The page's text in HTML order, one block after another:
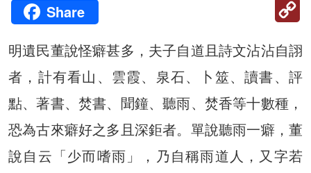
Share
明遺民董說怪癖甚多，夫子自道且詩文沾沾自詡
者，計有看山、雲霞、泉石、卜筮、讀書、評
點、著書、焚書、聞鐘、聽雨、焚香等十數種，
恐為古來癖好之多且深鉅者。單說聽雨一癖，董
說自云「少而嗜雨」，乃自稱雨道人，又字若